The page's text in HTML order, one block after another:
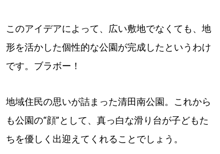
このアイデアによって、広い敷地でなくても、地
形を活かした個性的な公園が完成したというわけ
です。ブラボー！
地域住民の思いが詰まった清田南公園。これから
も公園の“顔”として、真っ白な滑り台が子どもた
ちを優しく出迎えてくれることでしょう。